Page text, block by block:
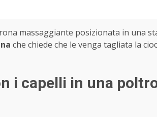
massaggiante posizionata in una
che chiede che le venga tagliata la
i capelli in una